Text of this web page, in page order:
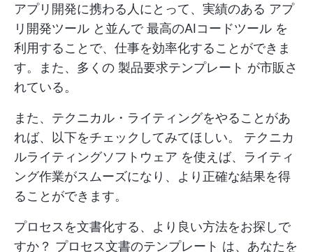
アプリ開発に携わる人にとって、実績のある アプ
リ開発ツール と並んで最高のAIコードツール を
利用することで、仕事を効率化することができま
す。また、多くの 製品要求テンプレート が市販さ
れている。
また、テクニカル・ライティングをやることがあ
れば、以下をチェックしてみてほしい。 テクニカ
ルライティングソフトウェア を使えば、ライティ
ング作業がスムーズになり、より正確な結果を得
ることができます。
プロセスを文書化する、より良い方法をお探しで
すか？ プロセス文書のテンプレート は、あなたを